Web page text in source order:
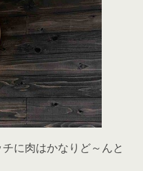
に肉はかなりど～んと